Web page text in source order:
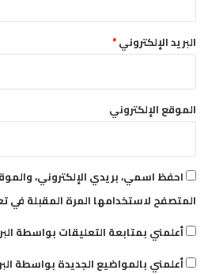
البريد الإلكتروني*
الموقع الإلكتروني
احفظ اسمي، بريدي الإلكتروني،
المتصفح لاستخدامها المرة المقبلة في
أعلمني بمتابعة التعليقات بواسطة
أعلمني بالمواضيع الجديدة بواسطة